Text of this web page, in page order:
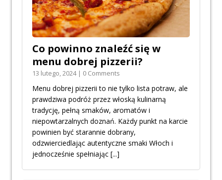
Co powinno znaleźć się w
menu dobrej pizzerii?
13 lutego, 2024 | 0 Comments
Menu dobrej pizzerii to nie tylko lista potraw, ale
prawdziwa podróż przez włoską kulinarną
tradycję, pełną smaków, aromatów i
niepowtarzalnych doznań. Każdy punkt na karcie
powinien być starannie dobrany,
odzwierciedlając autentyczne smaki Włoch i
jednocześnie spełniając [...]